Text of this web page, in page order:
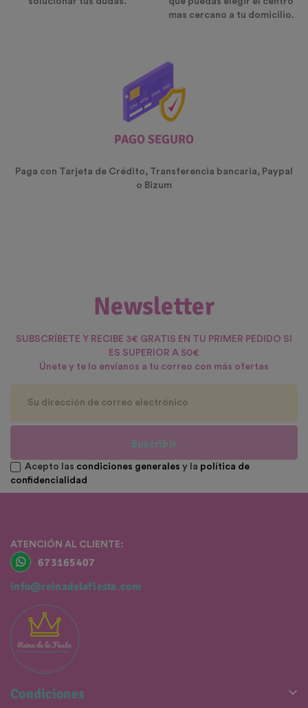
mas cercano a tu domicilio.
PAGO SEGURO
Paga con Tarjeta de Crédito, Transferencia bancaria, Paypal
o Bizum
Newsletter
SUBSCRÍBETE Y RECIBE 3€ GRATIS EN TU PRIMER PEDIDO SI
ES SUPERIOR A 50€
Únete y te lo envíanos a tu correo con más ofertas
Suscribir
Acepto las condiciones generales y la política de
confidencialidad
ATENCIÓN AL CLIENTE:
673165407
info@reinadelafiesta.com
Condiciones 